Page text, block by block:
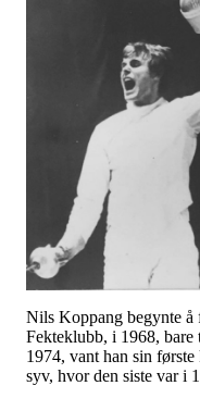
Nils Koppang begynte å
Fekteklubb, i 1968, bare
1974, vant han sin
syv, hvor den siste var i